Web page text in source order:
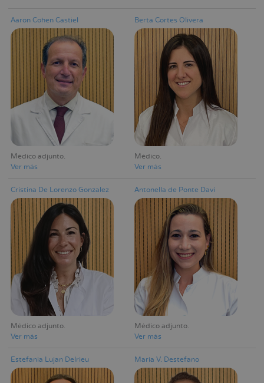
Aaron Cohen Castiel
Médico adjunto
Ver más
Berta Cortes Olivera
Médico
Ver más
Cristina De Lorenzo Gonzalez
Médico adjunto
Ver más
Antonella de Ponte Davi
Médico adjunto
Ver más
Estefania Lujan Delrieu Maria V. Destefano